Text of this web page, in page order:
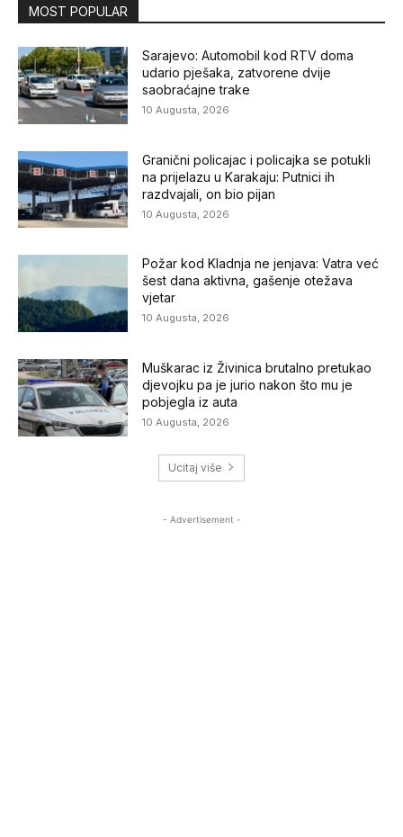
MOST POPULAR
Sarajevo: Automobil kod RTV doma
udario pješaka, zatvorene dvije
saobraćajne trake
10 Augusta, 2026
Granični policajac i policajka se potukli
na prijelazu u Karakaju: Putnici ih
razdvajali, on bio pijan
10 Augusta, 2026
Požar kod Kladnja ne jenjava: Vatra već
šest dana aktivna, gašenje otežava
vjetar
10 Augusta, 2026
Muškarac iz Živinica brutalno pretukao
djevojku pa je jurio nakon što mu je
pobjegla iz auta
10 Augusta, 2026
Ucitaj više
- Advertisement -